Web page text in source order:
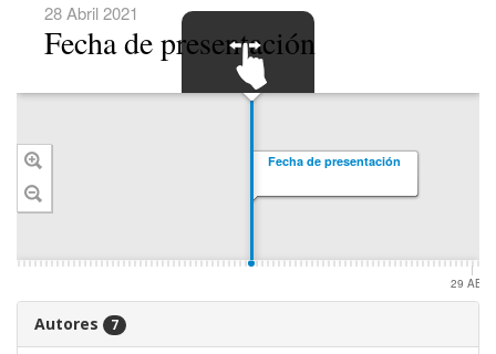
28 Abril 2021
Fecha de presentación
SWIPE TO
Fecha de presentación
29 ABR.
Autores 7